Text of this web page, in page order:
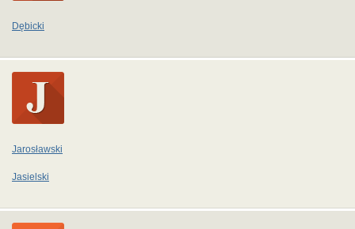
Dębicki
Jarosławski
Jasielski